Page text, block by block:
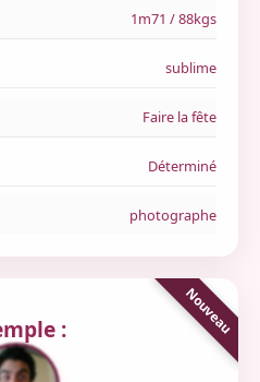
1m71 / 88kgs
sublime
Faire la fête
Déterminé
photographe
: